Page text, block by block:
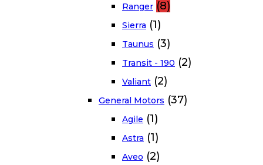
Ranger (8)
Sierra (1)
Taunus (3)
Transit - 190 (2)
Valiant (2)
General Motors (37)
Agile (1)
Astra (1)
Aveo (2)